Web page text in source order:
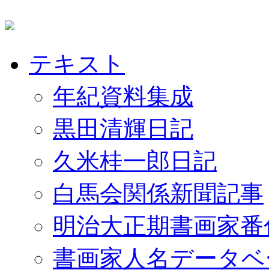
テキスト
年紀資料集成
黒田清輝日記
久米桂一郎日記
白馬会関係新聞記事
明治大正期書画家
書画家人名データ